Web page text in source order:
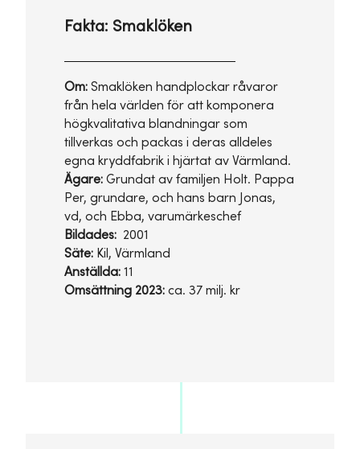
Fakta: Smaklöken
Om: Smaklöken handplockar råvaror
från hela världen för att komponera
högkvalitativa blandningar som
tillverkas och packas i deras alldeles
egna kryddfabrik i hjärtat av Värmland.
Ägare: Grundat av familjen Holt. Pappa
Per, grundare, och hans barn Jonas,
vd, och Ebba, varumärkeschef
Bildades: 2001
Säte: Kil, Värmland
Anställda: 11
Omsättning 2023: ca. 37 milj. kr